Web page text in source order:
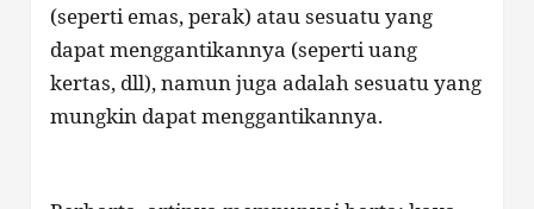
(seperti emas, perak) atau sesuatu yang
dapat menggantikannya (seperti uang
kertas, dll), namun juga adalah sesuatu yang
mungkin dapat menggantikannya.